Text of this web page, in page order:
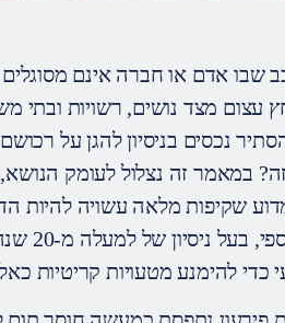
שבו אדם או חברה אינם מסוגלים
עצום מצד נושים, רשויות ובתי
נכסים בניסיון להגן על
במאמר זה נצלול לעומק הנושא,
מדוע שקיפות מלאה עשויה להיות
משרדו
כדי להימנע מטעויות קריטיות